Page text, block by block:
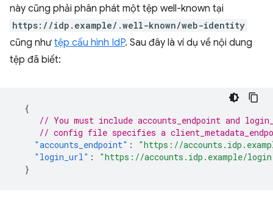
này cũng phải phân phát một tệp well-known tại
https://idp.example/.well-known/web-identity
cũng như tệp cấu hình IdP. Sau đây là ví dụ về nội dung
tệp đã biết:
{
// You must include accounts_endpoint and
// config file specifies a
"accounts_endpoint" :
"https://
"login_url" :
"https://accounts.idp.example/
}